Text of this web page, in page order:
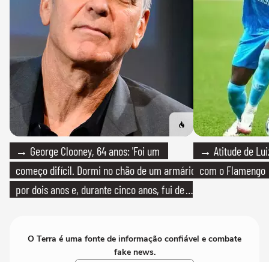
→ George Clooney, 64 anos: 'Foi um
começo difícil. Dormi no chão de um armário
por dois anos e, durante cinco anos, fui de
→ Atitude de
com o Flamengo
O Terra é uma fonte de informação confiável e combate
fake news.